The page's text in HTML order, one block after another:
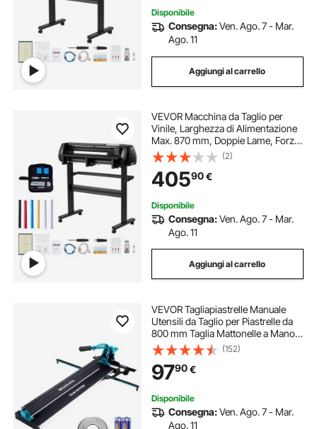
Disponibile
Consegna:Ven. Ago. 7 - Mar.
Ago. 11
Aggiungi al carrello
VEVOR Macchina da Taglio per
Vinile, Larghezza di Alimentazione
Max. 870 mm, Doppie Lame, Forza
e Velocità Regolabili, Display LED,
Set Stampante per Plotter da Taglio
Vinile con Accessori e Software
(2)
40590€
Disponibile
Consegna:Ven. Ago. 7 - Mar.
Ago. 11
Aggiungi al carrello
VEVOR Tagliapiastrelle Manuale
Utensili da Taglio per Piastrelle da
800 mm Taglia Mattonelle a Mano
con Infrarossi Gres Ceramica
Porcellanata Larghezza di Taglio
Minima 25mm Spessore di Taglio
4-15mm
(152)
9790€
Disponibile
Consegna:Ven. Ago. 7 - Mar.
Ago. 11